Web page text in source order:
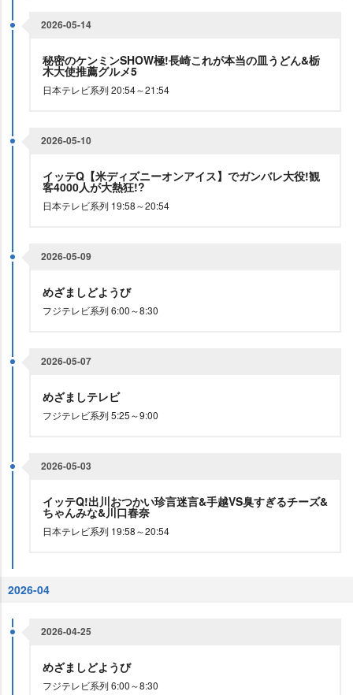
2026-05-14
秘密のケンミンSHOW極!長崎これが本当の皿うどん&栃
木大使推薦グルメ5
日本テレビ系列 20:54～21:54
2026-05-10
イッテQ【米ディズニーオンアイス】でガンバレ大役!観
客4000人が大熱狂!?
日本テレビ系列 19:58～20:54
2026-05-09
めざましどようび
フジテレビ系列 6:00～8:30
2026-05-07
めざましテレビ
フジテレビ系列 5:25～9:00
2026-05-03
イッテQ!出川おつかい珍言迷言&手越VS臭すぎるチーズ&
ちゃんみな&川口春奈
日本テレビ系列 19:58～20:54
2026-04
2026-04-25
めざましどようび
フジテレビ系列 6:00～8:30